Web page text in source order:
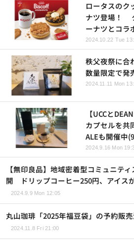
ロータスのク
ナツ登場！
ーナツとコラ
2024.10.22 Tue
秩父夜祭に合
数量限定で発
2024.11.11 Mon
【UCCと
カプセルを共
ALEも開催中
2024.9.16 Mon
【無印良品】地域密着型コミュニテ
開 ドリップコーヒー250円、アイス
2024.9.9 Mon 12:05
丸山珈琲「2025年福豆袋」の予約販
2024.11.8 Fri 21:00